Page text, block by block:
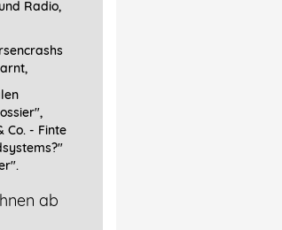
Radio,
Co. - Finte
ab